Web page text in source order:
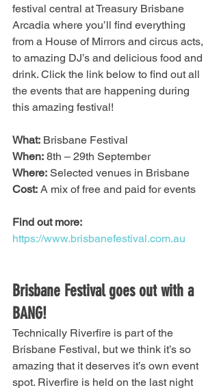
festival central at Treasury Brisbane
Arcadia where you’ll find everything
from a House of Mirrors and circus acts,
to amazing DJ’s and delicious food and
drink. Click the link below to find out all
the events that are happening during
this amazing festival!
What: Brisbane Festival
When: 8th – 29th September
Where: Selected venues in Brisbane
Cost: A mix of free and paid for events
Find out more:
https://www.brisbanefestival.com.au
Brisbane Festival goes out with a
BANG!
Technically Riverfire is part of the
Brisbane Festival, but we think it’s so
amazing that it deserves it’s own event
spot. Riverfire is held on the last night